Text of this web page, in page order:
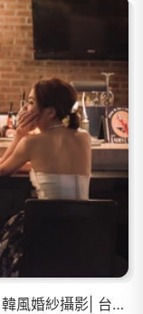
❤️RUBY 婚紗攝影｜美式婚紗攝影風｜韓風婚紗攝影| 台北外拍景點 台北外拍景點 韓風婚紗